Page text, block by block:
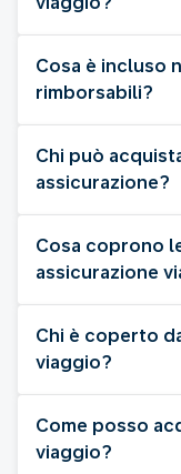
Cosa è incluso
rimborsabili?
Chi può
assicurazione?
Cosa coprono
assicurazione
Chi è coperto
viaggio?
Come posso
viaggio?